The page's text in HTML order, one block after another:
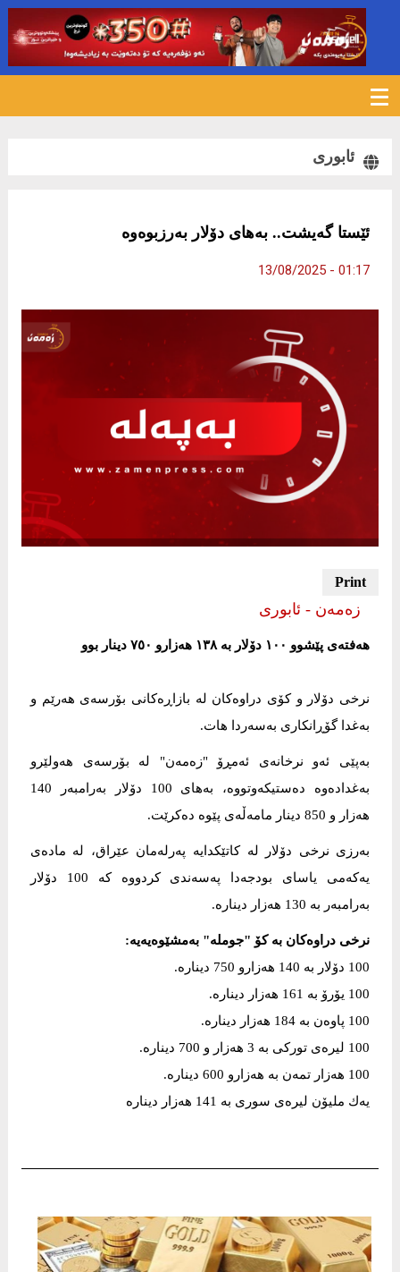
ئابوری
ئێستا گەیشت.. بەهای دۆلار بەرزبوەوە
01:17 - 13/08/2025
زەمەن - ئابوری
هەفتەی پێشوو ١٠٠ دۆلار بە ١٣٨ هەزارو ٧٥٠ دینار بوو
نرخی دۆلار و کۆی دراوەکان لە بازاڕەکانی بۆرسەی هەرێم و
بەغدا گۆڕانكاری به‌سه‌ردا هات.
بەپێی ئەو نرخانەی ئەمڕۆ "زەمەن" لە بۆرسەی هەولێرو
بەغدادەوە دەستیكەوتووە، بەهای 100 دۆلار بەرامبەر 140
هەزار و 850 دینار مامەڵەی پێوە دەکرێت.
به‌رزی نرخی دۆلار له‌ كاتێكدایه‌ په‌رله‌مان عێراق، له‌ ماده‌ی
یه‌كه‌می یاسای بودجه‌دا په‌سه‌ندى كردووە كه‌ 100 دۆلار
به‌رامبه‌ر به‌ 130 هه‌زار دیناره‌.
نرخی دراوه‌كان بە کۆ "جوملە" بەمشێوەیەیە:
100 دۆلار بە 140 هەزارو 750 دینارە.
100 یۆرۆ بە 161 هەزار دینارە.
100 پاوەن بە 184 هەزار دینارە.
100 لیره‌ی توركی بە 3 هه‌زار و 700 دینارە.
100 هەزار تمەن بە هەزارو 600 دینارە.
یەك ملیۆن لیرەی سوری بە 141 هەزار دینارە